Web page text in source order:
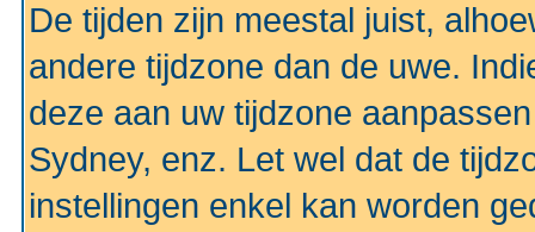
De tijden zijn meestal juist,
andere tijdzone dan de uwe.
deze aan uw tijdzone
Sydney, enz. Let wel dat de
instellingen enkel kan worden